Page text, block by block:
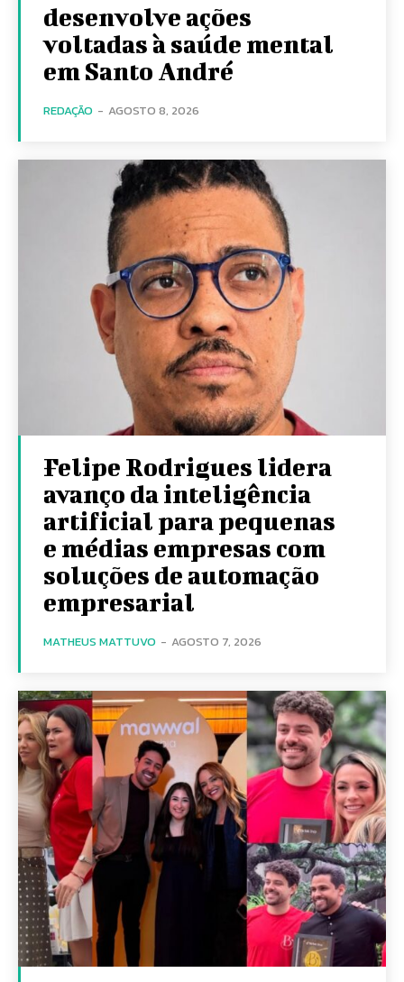
desenvolve ações
voltadas à saúde mental
em Santo André
REDAÇÃO - AGOSTO 8, 2026
Felipe Rodrigues lidera
avanço da inteligência
artificial para pequenas
e médias empresas com
soluções de automação
empresarial
MATHEUS MATTUVO - AGOSTO 7, 2026